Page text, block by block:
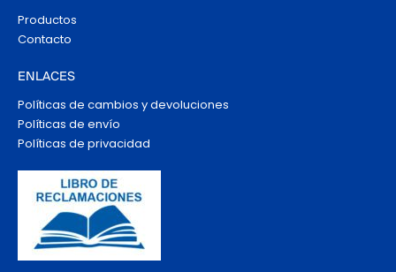
Productos
Contacto
ENLACES
Políticas de cambios y devoluciones
Políticas de envío
Políticas de privacidad